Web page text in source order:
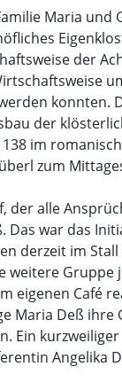
Maria und
der
konnten.
der
im
zum
der alle
Das war das
derzeit im
weitere
Café
Maria Deß ihre
Ein
Angelika